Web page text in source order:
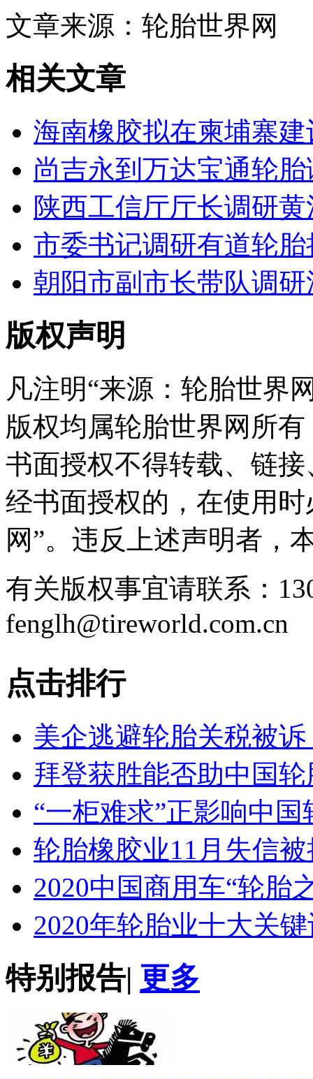
文章来源：轮胎世界网
相关文章
海南橡胶拟在柬埔寨
尚吉永到万达宝通轮
陕西工信厅厅长调研
市委书记调研有道轮
朝阳市副市长带队调
版权声明
凡注明“来源：轮胎世界
版权均属轮胎世界网所
书面授权不得转载、链
经书面授权的，在使用
网”。违反上述声明者，
有关版权事宜请联系：
fenglh@tireworld.com.cn
点击排行
美企逃避轮胎关税被
拜登获胜能否助中国
“一柜难求”正影响中国
轮胎橡胶业11月失信
2020中国商用车“轮胎
2020年轮胎业十大关
特别报告| 更多